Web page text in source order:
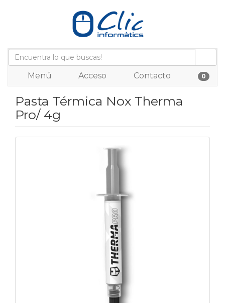
Menú Acceso Contacto 0
Pasta Térmica Nox Therma
Pro/ 4g